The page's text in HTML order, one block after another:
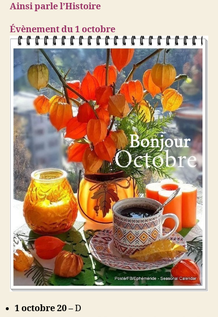
Ainsi parle l’Histoire
Évènement du 1 octobre
1 octobre 20–D